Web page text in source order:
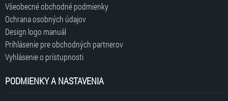
Všeobecné obchodné podmienky
Ochrana osobných údajov
Design logo manuál
Prihlásenie pre obchodných partnerov
Vyhlásenie o prístupnosti
PODMIENKY A NASTAVENIA